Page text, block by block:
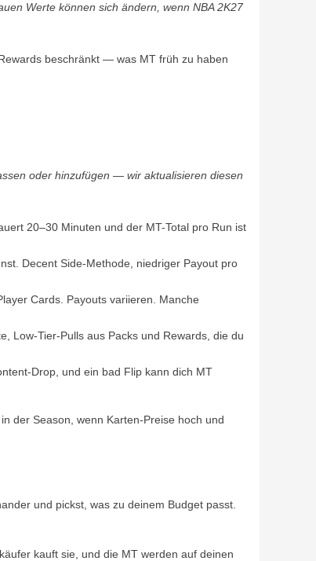
Werte können sich ändern, wenn NBA 2K27
beschränkt — was MT früh zu haben
oder hinzufügen — wir aktualisieren diesen
20–30 Minuten und der MT-Total pro Run ist
Decent Side-Methode, niedriger Payout pro
Cards. Payouts variieren. Manche
Low-Tier-Pulls aus Packs und Rewards, die du
Drop, und ein bad Flip kann dich MT
der Season, wenn Karten-Preise hoch und
und pickst, was zu deinem Budget passt.
kauft sie, und die MT werden auf deinen